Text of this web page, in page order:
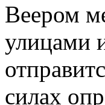
Веером
улицами
силах